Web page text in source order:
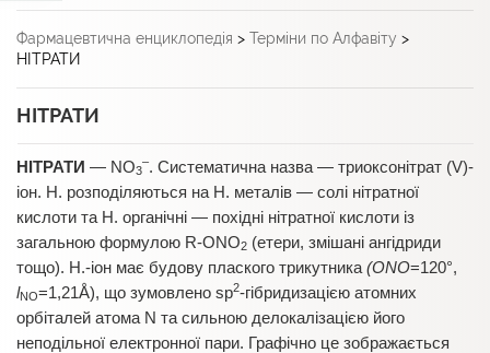
Фармацевтична енциклопедія > Терміни по Алфавіту >
НІТРАТИ
НІТРАТИ
НІТРАТИ — NO3
–. Систематична назва — триоксонітрат (V)-
іон. Н. розподіляються на Н. металів — солі нітратної
кислоти та Н. органічні — похідні нітратної кислоти із
загальною формулою R-ONO2 (етери, змішані ангідриди
тощо). Н.-іон має будову плаского трикутника (ONO=120°,
lNО=1,21Å), що зумовлено sp2-гібридизацією атомних
орбіталей атома N та сильною делокалізацією його
неподільної електронної пари. Графічно це зображається